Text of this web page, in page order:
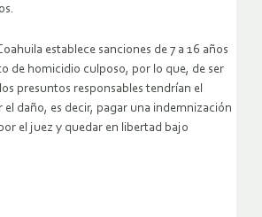
establece sanciones de 7 a 16 años
de homicidio culposo, por lo que, de ser
presuntos responsables tendrían el
el daño, es decir, pagar una indemnización
el juez y quedar en libertad bajo